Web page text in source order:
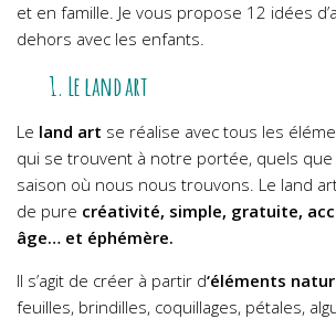
et en famille. Je vous propose 12 idées
dehors avec les enfants.
1. Le land art
Le land art se réalise avec tous les
qui se trouvent à notre portée, quels
saison où nous nous trouvons. Le land
de pure créativité, simple, gratuite,
âge… et éphémère.
Il s’agit de créer à partir d‘éléments
feuilles, brindilles, coquillages, pétales,